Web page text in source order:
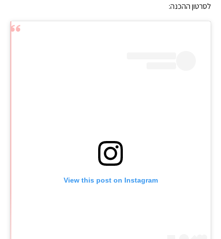
לסרטון ההכנה:
View this post on Instagram